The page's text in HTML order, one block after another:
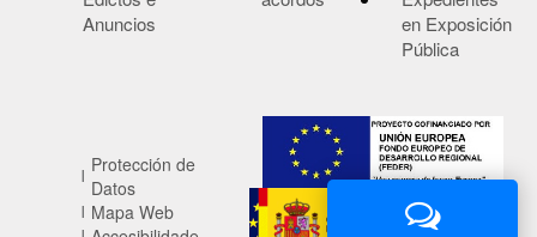
Anuncios
en Exposición
Pública
Protección de
Datos
Mapa Web